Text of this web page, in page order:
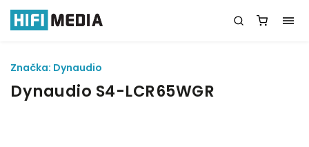
Dynaudio S4-LCR65WGR
Značka: Dynaudio